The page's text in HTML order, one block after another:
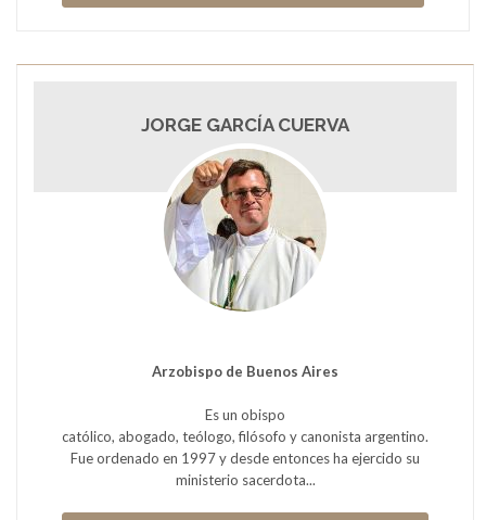
JORGE GARCÍA CUERVA
Arzobispo de Buenos Aires
Es un obispo
católico, abogado, teólogo, filósofo y canonista argentino.
Fue ordenado en 1997 y desde entonces ha ejercido su
ministerio sacerdota...